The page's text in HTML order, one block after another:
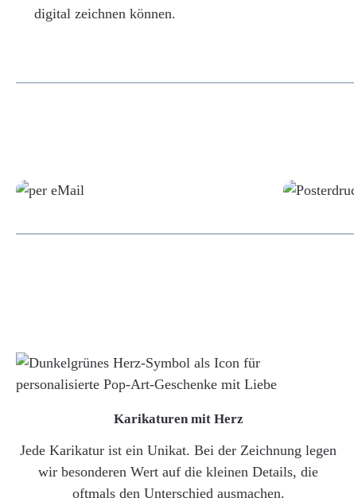
digital zeichnen können.
Karikaturen mit Herz
Jede Karikatur ist ein Unikat. Bei der Zeichnung legen
wir besonderen Wert auf die kleinen Details, die
oftmals den Unterschied ausmachen.